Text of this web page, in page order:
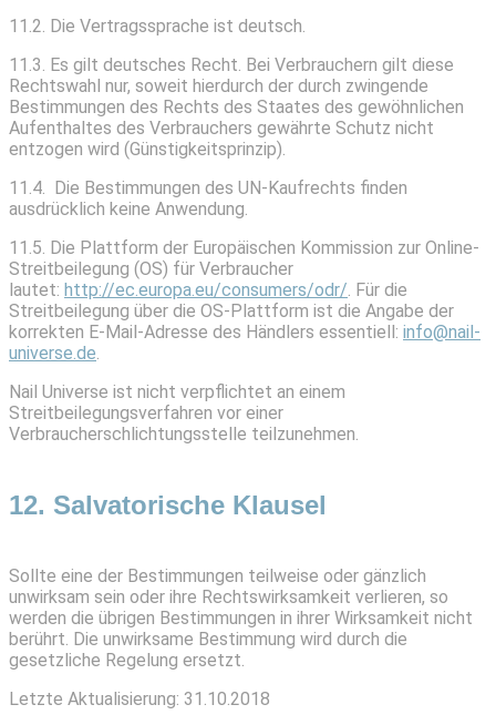
11.2. Die Vertragssprache ist deutsch.
11.3. Es gilt deutsches Recht. Bei Verbrauchern gilt diese
Rechtswahl nur, soweit hierdurch der durch zwingende
Bestimmungen des Rechts des Staates des gewöhnlichen
Aufenthaltes des Verbrauchers gewährte Schutz nicht
entzogen wird (Günstigkeitsprinzip).
11.4. Die Bestimmungen des UN-Kaufrechts finden
ausdrücklich keine Anwendung.
11.5. Die Plattform der Europäischen Kommission zur Online-
Streitbeilegung (OS) für Verbraucher
lautet: http://ec.europa.eu/consumers/odr/. Für die
Streitbeilegung über die OS-Plattform ist die Angabe der
korrekten E-Mail-Adresse des Händlers essentiell: info@nail-
universe.de.
Nail Universe ist nicht verpflichtet an einem
Streitbeilegungsverfahren vor einer
Verbraucherschlichtungsstelle teilzunehmen.
12. Salvatorische Klausel
Sollte eine der Bestimmungen teilweise oder gänzlich
unwirksam sein oder ihre Rechtswirksamkeit verlieren, so
werden die übrigen Bestimmungen in ihrer Wirksamkeit nicht
berührt. Die unwirksame Bestimmung wird durch die
gesetzliche Regelung ersetzt.
Letzte Aktualisierung: 31.10.2018